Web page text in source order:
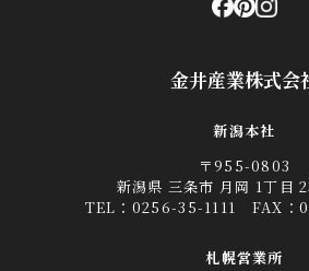
金井産業株式会
新潟本社
〒955-0803
新潟県 三条市 月岡 1丁目
TEL： 0256-35-1111 FAX：
札幌営業所